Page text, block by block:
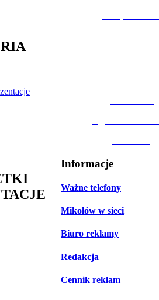
Informacje
Ważne telefony
Mikołów w sieci
Biuro reklamy
Redakcja
Cennik reklam